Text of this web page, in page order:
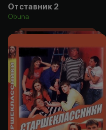
Отставник 2
Obuna